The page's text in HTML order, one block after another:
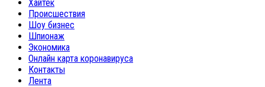
Хайтек
Происшествия
Шоу бизнес
Шпионаж
Экономика
Онлайн карта коронавируса
Контакты
Лента